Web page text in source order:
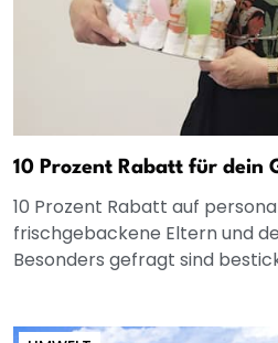
10 Prozent Rabatt für dein
10 Prozent Rabatt auf
frischgebackene Eltern und
Besonders gefragt sind